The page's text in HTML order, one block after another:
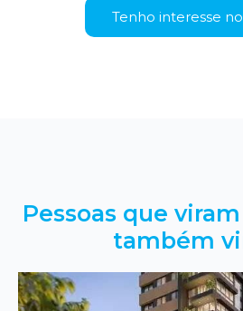
Tenho interesse
Pessoas que
também